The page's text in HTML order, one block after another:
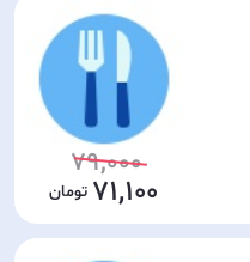
79,000
71,100